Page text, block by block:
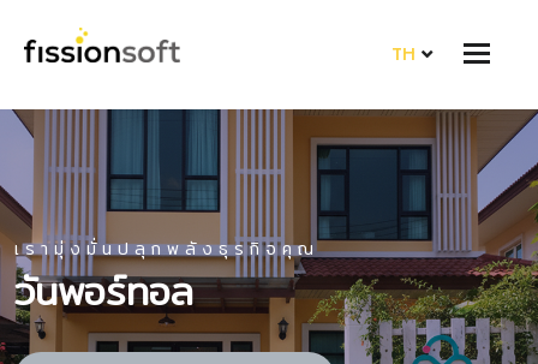
TH
เรามุ่งมั่นปลุกพลังธุรกิจคุณ
วันพอร์ทอล